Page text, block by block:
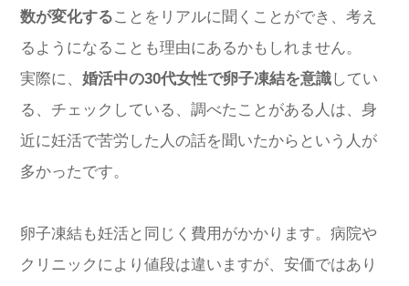
数が変化することをリアルに聞くことができ、考え
るようになることも理由にあるかもしれません。
実際に、 婚活中の30代女性で卵子凍結を意識してい
る、チェックしている、調べたことがある人は、身
近に妊活で苦労した人の話を聞いたからという人が
多かったです。
卵子凍結も妊活と同じく費用がかかります。病院や
クリニックにより値段は違いますが、安価ではあり